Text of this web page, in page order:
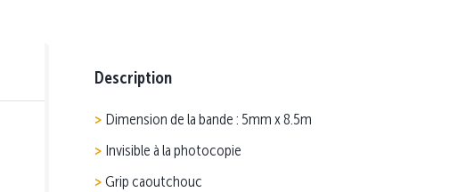
Description
Dimension de la bande : 5mm x 8.5m
Invisible à la photocopie
Grip caoutchouc